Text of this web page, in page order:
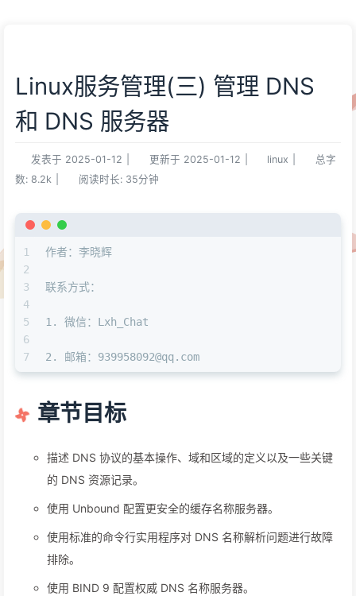
Linux服务管理(三) 管理 DNS
和 DNS 服务器
发表于 2025-01-12 更新于 2025-01-12 linux
总字
数: 8.2k 阅读时长: 35分钟
1
2
3
4
5
6
7
作者：李晓辉
联系方式：
1. 微信：Lxh_Chat
2. 邮箱：939958092@qq.com
章节目标
描述 DNS 协议的基本操作、域和区域的定义以及一些关键
的 DNS 资源记录。
使用 Unbound 配置更安全的缓存名称服务器。
使用标准的命令行实用程序对 DNS 名称解析问题进行故障
排除。
使用 BIND 9 配置权威 DNS 名称服务器。